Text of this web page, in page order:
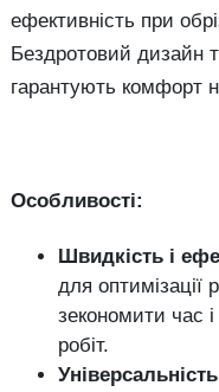
ефективність при
Бездротовий дизайн
гарантують комфорт
Особливості:
Швидкість і
для
зекономити час
робіт.
Універсальність